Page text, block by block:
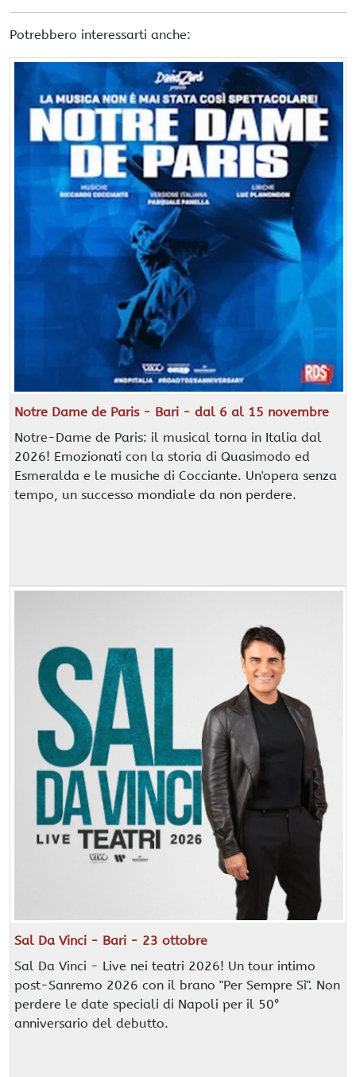
Potrebbero interessarti anche:
Notre Dame de Paris - Bari - dal 6 al 15 novembre
Notre-Dame de Paris: il musical torna in Italia dal
2026! Emozionati con la storia di Quasimodo ed
Esmeralda e le musiche di Cocciante. Un'opera senza
tempo, un successo mondiale da non perdere.
Sal Da Vinci - Bari - 23 ottobre
Sal Da Vinci - Live nei teatri 2026! Un tour intimo
post-Sanremo 2026 con il brano "Per Sempre Sì". Non
perdere le date speciali di Napoli per il 50°
anniversario del debutto.